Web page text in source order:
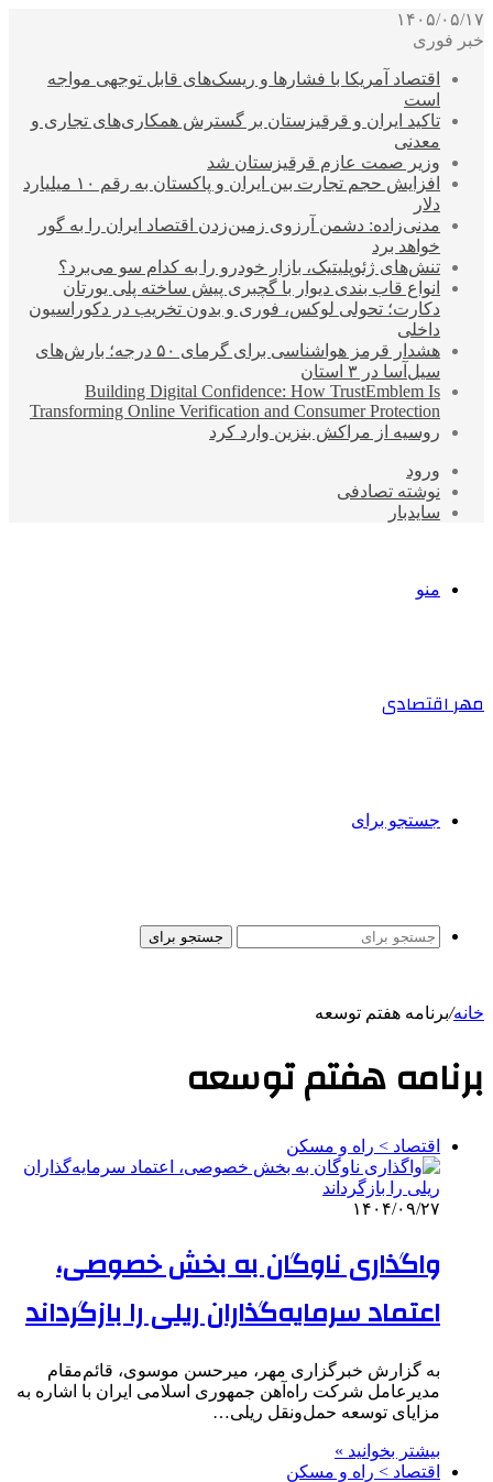
۱۴۰۵/۰۵/۱۷
خبر فوری
اقتصاد آمریکا با فشارها و ریسک‌های قابل توجهی مواجه
است
تاکید ایران و قرقیزستان بر گسترش همکاری‌های تجاری و
معدنی
وزیر صمت عازم قرقیزستان شد
افزایش حجم تجارت بین ایران و پاکستان به رقم ۱۰ میلیارد
دلار
مدنی‌زاده: دشمن آرزوی زمین‌زدن اقتصاد ایران را به گور
خواهد برد
تنش‌های ژئوپلیتیک، بازار خودرو را به کدام سو می‌برد؟
انواع قاب بندی دیوار با گچبری پیش ساخته پلی یورتان
دکارت؛ تحولی لوکس، فوری و بدون تخریب در دکوراسیون
داخلی
هشدار قرمز هواشناسی برای گرمای ۵۰ درجه؛ بارش‌های
سیل‌آسا در ۳ استان
Building Digital Confidence: How TrustEmblem Is
Transforming Online Verification and Consumer Protection
روسیه از مراکش بنزین وارد کرد
ورود
نوشته تصادفی
سایدبار
منو
مهر اقتصادی
جستجو برای
جستجو برای
خانه/برنامه هفتم توسعه
برنامه هفتم توسعه
اقتصاد > راه و مسکن
۱۴۰۴/۰۹/۲۷
واگذاری‌ ناوگان به بخش خصوصی،
اعتماد سرمایه‌گذاران ریلی را بازگرداند
به گزارش خبرگزاری مهر، میرحسن موسوی، قائم‌مقام
مدیرعامل شرکت راه‌آهن جمهوری اسلامی ایران با اشاره به
مزایای توسعه حمل‌ونقل ریلی…
بیشتر بخوانید »
اقتصاد > راه و مسکن